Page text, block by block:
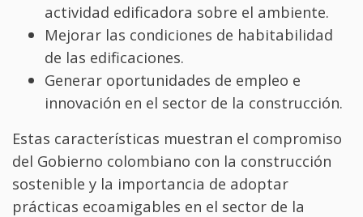
actividad edificadora sobre el ambiente.
Mejorar las condiciones de habitabilidad
de las edificaciones.
Generar oportunidades de empleo e
innovación en el sector de la construcción.
Estas características muestran el compromiso
del Gobierno colombiano con la construcción
sostenible y la importancia de adoptar
prácticas ecoamigables en el sector de la